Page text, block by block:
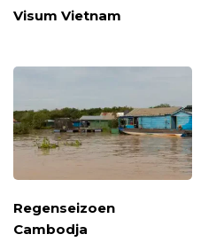
Visum Vietnam
Regenseizoen
Cambodja